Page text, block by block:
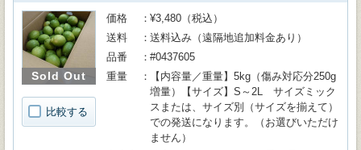
Sold Out
比較する
価格
¥3,480（税込）
送料
送料込み（遠隔地追加料金あり）
品番
#0437605
重量
【内容量／重量】5kg（傷み対応分250g
増量）【サイズ】S～2L サイズミック
スまたは、サイズ別（サイズを揃えて）
での発送になります。（お選びいただけ
ません）